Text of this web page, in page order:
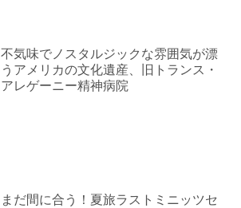
不気味でノスタルジックな雰囲気が漂
うアメリカの文化遺産、旧トランス・
アレゲーニー精神病院
まだ間に合う！夏旅ラストミニッツセ